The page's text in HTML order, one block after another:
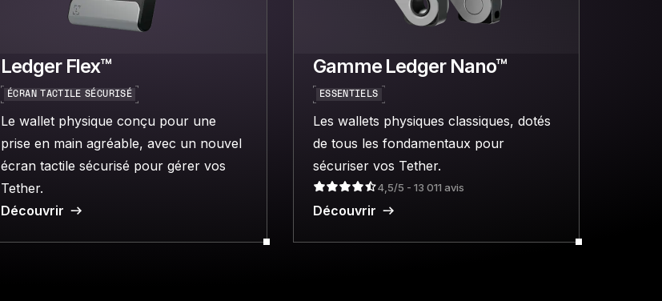
Ledger Flex™
ÉCRAN TACTILE SÉCURISÉ
Le wallet physique conçu pour une
prise en main agréable, avec un nouvel
écran tactile sécurisé pour gérer vos
Tether.
Découvrir
Gamme Ledger Nano™
ESSENTIELS
Les wallets physiques classiques, dotés
de tous les fondamentaux pour
sécuriser vos Tether.
4,5/5 - 13 011 avis
Découvrir